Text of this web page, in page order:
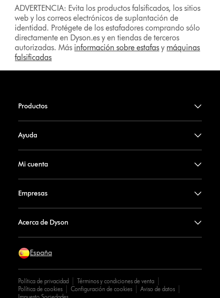
ADVERTENCIA: Evita los productos falsificados, los sitios
web y los correos electrónicos de suplantación de
identidad. Protégete de los estafadores comprando sólo
directamente en Dyson.es y en tiendas de terceros
autorizadas. Más información sobre estafas y máquinas
falsificadas
Productos
Ayuda
Mi cuenta
Empresas
Acerca de Dyson
España
Política de privacidad
Términos y condiciones de venta
Política de cookies
Configuración de cookies
Aviso de datos